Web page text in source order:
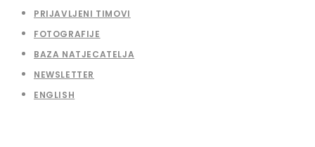
PRIJAVLJENI TIMOVI
FOTOGRAFIJE
BAZA NATJECATELJA
NEWSLETTER
ENGLISH